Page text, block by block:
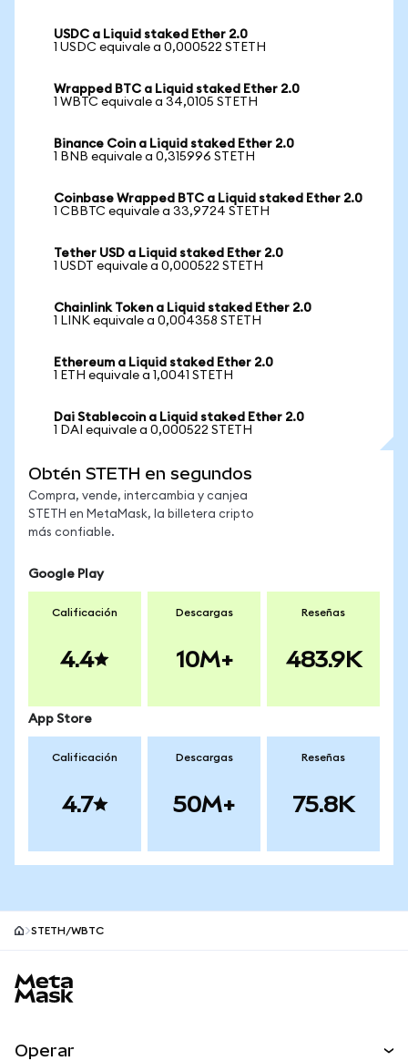
USDC a Liquid staked Ether 2.0
1 USDC equivale a 0,000522 STETH
Wrapped BTC a Liquid staked Ether 2.0
1 WBTC equivale a 34,0105 STETH
Binance Coin a Liquid staked Ether 2.0
1 BNB equivale a 0,315996 STETH
Coinbase Wrapped BTC a Liquid staked Ether 2.0
1 CBBTC equivale a 33,9724 STETH
Tether USD a Liquid staked Ether 2.0
1 USDT equivale a 0,000522 STETH
Chainlink Token a Liquid staked Ether 2.0
1 LINK equivale a 0,004358 STETH
Ethereum a Liquid staked Ether 2.0
1 ETH equivale a 1,0041 STETH
Dai Stablecoin a Liquid staked Ether 2.0
1 DAI equivale a 0,000522 STETH
Obtén STETH en segundos
Compra, vende, intercambia y canjea
STETH en MetaMask, la billetera cripto
más confiable.
Google Play
Calificación
4.4
Descargas
10M+
Reseñas
483.9K
App Store
Calificación
4.7
Descargas
50M+
Reseñas
75.8K
STETH/WBTC
Operar